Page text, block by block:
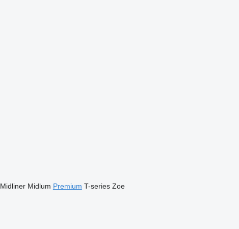
Midliner Midlum Premium T-series Zoe